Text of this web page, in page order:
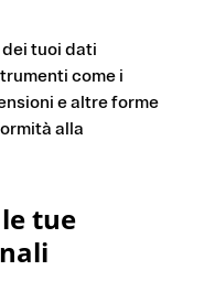
tuoi dati
come i
e altre forme
alla
tue